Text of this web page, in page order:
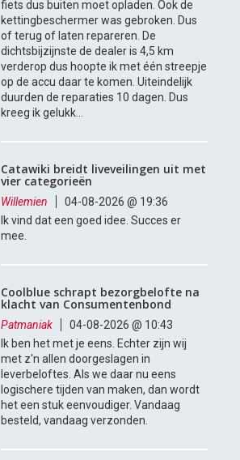
fiets dus buiten moet opladen. Ook de
kettingbeschermer was gebroken. Dus
of terug of laten repareren. De
dichtsbijzijnste de dealer is 4,5 km
verderop dus hoopte ik met één streepje
op de accu daar te komen. Uiteindelijk
duurden de reparaties 10 dagen. Dus
kreeg ik gelukk...
Catawiki breidt liveveilingen uit met
vier categorieën
Willemien
04-08-2026 @ 19:36
Ik vind dat een goed idee. Succes er
mee.
Coolblue schrapt bezorgbelofte na
klacht van Consumentenbond
Patmaniak
04-08-2026 @ 10:43
Ik ben het met je eens. Echter zijn wij
met z'n allen doorgeslagen in
leverbeloftes. Als we daar nu eens
logischere tijden van maken, dan wordt
het een stuk eenvoudiger. Vandaag
besteld, vandaag verzonden.